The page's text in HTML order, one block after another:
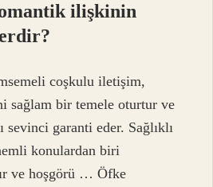
ilişkinin
coşkulu iletişim,
sağlam bir temele oturtur ve
sevinci garanti eder. Sağlıklı
konulardan biri
ve hoşgörü … Öfke